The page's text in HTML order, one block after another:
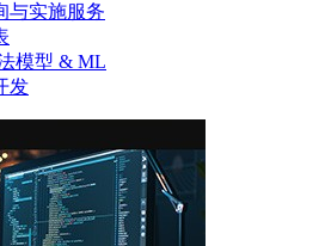
与实施服务
模型 & ML
发